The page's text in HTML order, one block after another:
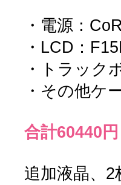
・電源：
・LCD：
・トラック
・その他ケ
合計60440円
追加液晶、